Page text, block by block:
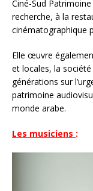
Ciné-Sud
recherche, à la
cinématographique
Elle œuvre
et locales, la
générations sur
patrimoine
monde arabe.
Les musiciens :